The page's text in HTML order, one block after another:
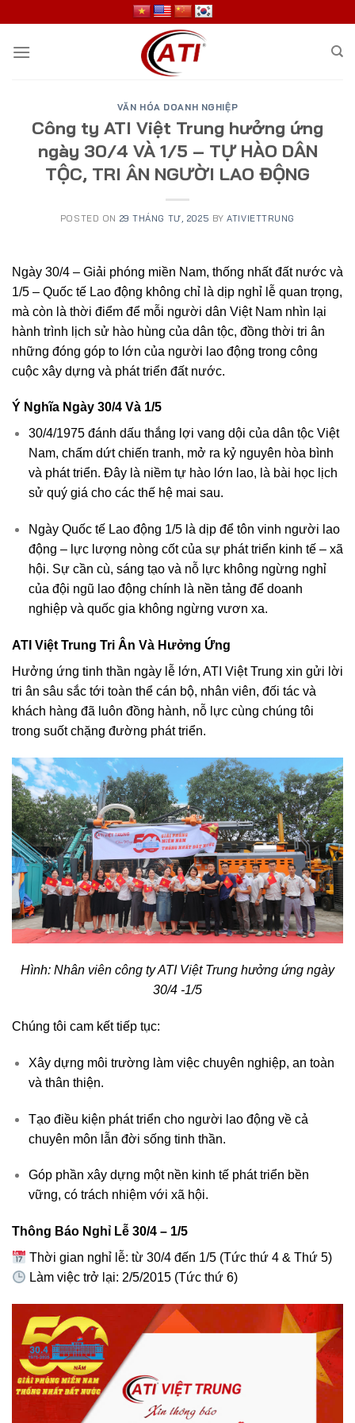
to
content
VĂN HÓA DOANH NGHIỆP
Công ty ATI Việt Trung hưởng ứng
ngày 30/4 VÀ 1/5 – TỰ HÀO DÂN
TỘC, TRI ÂN NGƯỜI LAO ĐỘNG
POSTED ON 29 THÁNG TƯ, 2025 BYATIVIETTRUNG
Ngày 30/4 – Giải phóng miền Nam, thống nhất đất nước và
1/5 – Quốc tế Lao động không chỉ là dịp nghỉ lễ quan trọng,
mà còn là thời điểm để mỗi người dân Việt Nam nhìn lại
hành trình lịch sử hào hùng của dân tộc, đồng thời tri ân
những đóng góp to lớn của người lao động trong công
cuộc xây dựng và phát triển đất nước.
Ý Nghĩa Ngày 30/4 Và 1/5
30/4/1975 đánh dấu thắng lợi vang dội của dân tộc Việt
Nam, chấm dứt chiến tranh, mở ra kỷ nguyên hòa bình
và phát triển. Đây là niềm tự hào lớn lao, là bài học lịch
sử quý giá cho các thế hệ mai sau.
Ngày Quốc tế Lao động 1/5 là dịp để tôn vinh người lao
động – lực lượng nòng cốt của sự phát triển kinh tế – xã
hội. Sự cần cù, sáng tạo và nỗ lực không ngừng nghỉ
của đội ngũ lao động chính là nền tảng để doanh
nghiệp và quốc gia không ngừng vươn xa.
ATI Việt Trung Tri Ân Và Hưởng Ứng
Hưởng ứng tinh thần ngày lễ lớn, ATI Việt Trung xin gửi lời
tri ân sâu sắc tới toàn thể cán bộ, nhân viên, đối tác và
khách hàng đã luôn đồng hành, nỗ lực cùng chúng tôi
trong suốt chặng đường phát triển.
Hình: Nhân viên công ty ATI Việt Trung hưởng ứng ngày
30/4 -1/5
Chúng tôi cam kết tiếp tục:
Xây dựng môi trường làm việc chuyên nghiệp, an toàn
và thân thiện.
Tạo điều kiện phát triển cho người lao động về cả
chuyên môn lẫn đời sống tinh thần.
Góp phần xây dựng một nền kinh tế phát triển bền
vững, có trách nhiệm với xã hội.
Thông Báo Nghỉ Lễ 30/4 – 1/5
Thời gian nghỉ lễ: từ 30/4 đến 1/5 (Tức thứ 4 & Thứ 5)
Làm việc trở lại: 2/5/2015 (Tức thứ 6)